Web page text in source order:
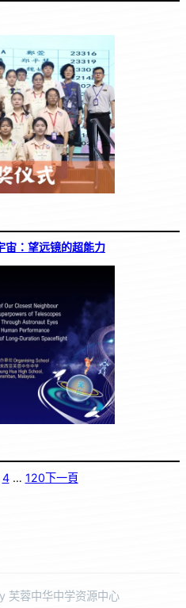
宙：望远镜的超能力
4 … 120下一頁
蓉中华中学资源中心